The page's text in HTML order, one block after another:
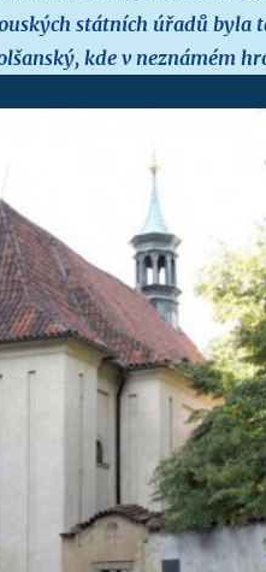
státních úřadů byla
kde v neznámém